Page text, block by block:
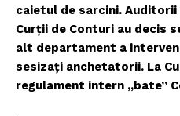
caietul de sarcini.
Curții de Conturi au decis
alt departament a
sesizați anchetatorii. La
regulament intern „bate”